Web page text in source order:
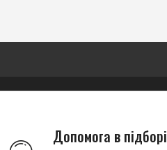
Допомога в підборі